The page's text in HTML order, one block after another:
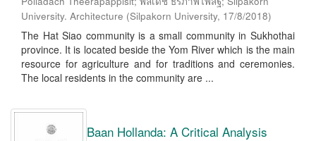
University. Architecture (Silpakorn University, 17/8/2018)
The Hat Siao community is a small community in Sukhothai
province. It is located beside the Yom River which is the main
resource for agriculture and for traditions and ceremonies.
The local residents in the community are ...
Baan Hollanda: A Critical Analysis